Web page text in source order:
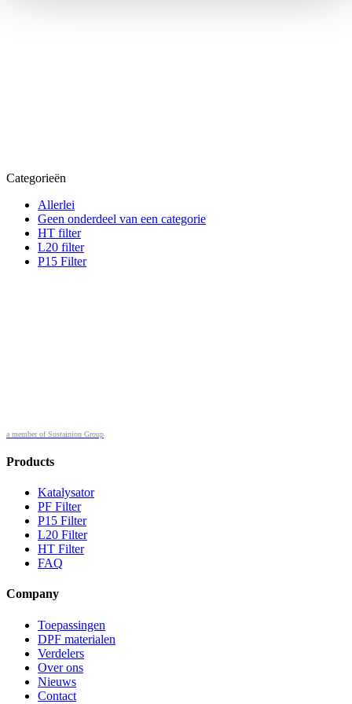
Categorieën
Allerlei
Geen onderdeel van een categorie
HT filter
L20 filter
P15 Filter
a member of Sustainion Group
Products
Katalysator
PF Filter
P15 Filter
L20 Filter
HT Filter
FAQ
Company
Toepassingen
DPF materialen
Verdelers
Over ons
Nieuws
Contact